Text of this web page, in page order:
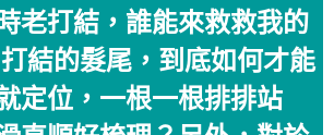
老打結，誰能來救救我的
結的髮尾，到底如何才能
定位，一根一根排排站